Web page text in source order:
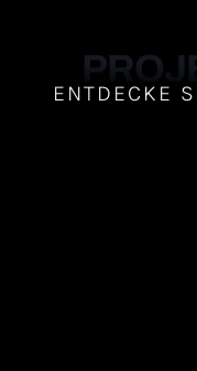
ENTDECKE